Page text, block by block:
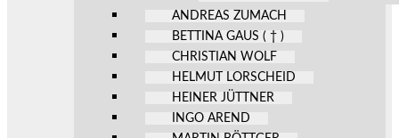
ANDREAS ZUMACH
BETTINA GAUS ( † )
CHRISTIAN WOLF
HELMUT LORSCHEID
HEINER JÜTTNER
INGO AREND